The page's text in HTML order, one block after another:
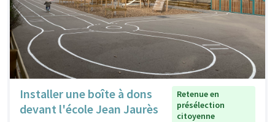
Installer une boîte à dons
devant l'école Jean Jaurès
Retenue en
présélection
citoyenne